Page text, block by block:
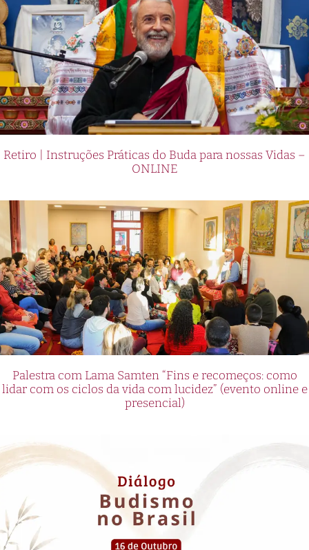
Retiro | Instruções Práticas do Buda para nossas Vidas –
ONLINE
Palestra com Lama Samten “Fins e recomeços: como
lidar com os ciclos da vida com lucidez” (evento online e
presencial)